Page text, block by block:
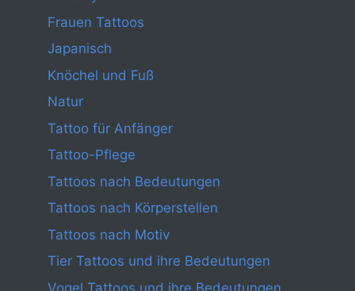
Frauen Tattoos
Japanisch
Knöchel und Fuß
Natur
Tattoo für Anfänger
Tattoo-Pflege
Tattoos nach Bedeutungen
Tattoos nach Körperstellen
Tattoos nach Motiv
Tier Tattoos und ihre Bedeutungen
Vogel Tattoos und ihre Bedeutungen